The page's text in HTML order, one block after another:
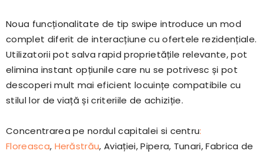
Noua funcționalitate de tip swipe introduce un mod
complet diferit de interacțiune cu ofertele rezidențiale.
Utilizatorii pot salva rapid proprietățile relevante, pot
elimina instant opțiunile care nu se potrivesc și pot
descoperi mult mai eficient locuințe compatibile cu
stilul lor de viață și criteriile de achiziție.
Concentrarea pe nordul capitalei si centru:
Floreasca, Herăstrău, Aviației, Pipera, Tunari, Fabrica de